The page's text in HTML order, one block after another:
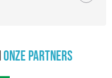
ONZE PARTNERS